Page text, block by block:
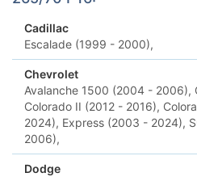
Cadillac
Escalade (1999 - 2000),
Chevrolet
Avalanche 1500 (2004 - 2006),
Colorado II (2012 - 2016),
2024), Express (2003 - 2024),
2006),
Dodge